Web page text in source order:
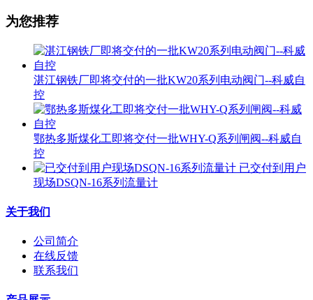
为您推荐
湛江钢铁厂即将交付的一批KW20系列电动阀门--科威自
控
鄂热多斯煤化工即将交付一批WHY-Q系列闸阀--科威自
控
已交付到用户
现场DSQN-16系列流量计
关于我们
公司简介
在线反馈
联系我们